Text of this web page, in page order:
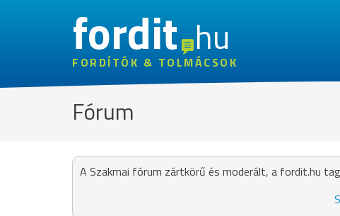
fordithu
FORDÍTÓK & TOLMÁCSOK
Fórum
A Szakmai fórum zártkörű és moderált, a fordit.hu